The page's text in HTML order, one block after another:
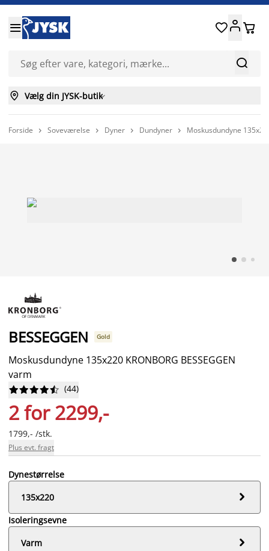


 
 Vælg din JYSK-butik
Forside  Soveværelse  Dyner  Dundyner  Moskusdundyne
BESSEGGEN Gold
Moskusdundyne 135x220 KRONBORG BESSEGGEN
varm





 (44)
2 for 2299,-
1799,- /stk.
Plus evt. fragt
Dynestørrelse
135x220

Isoleringsevne
Varm
